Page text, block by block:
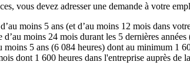
vous devez adresser une demande à votre
moins 5 ans (et d’au moins 12 mois dans
d’au moins 24 mois durant les 5 dernières
moins 5 ans (6 084 heures) dont au minimum 1
dont 1 600 heures dans l'entreprise auprès de